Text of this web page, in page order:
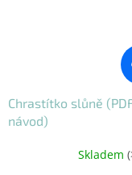
Chrastítko slůně
návod)
Skladem